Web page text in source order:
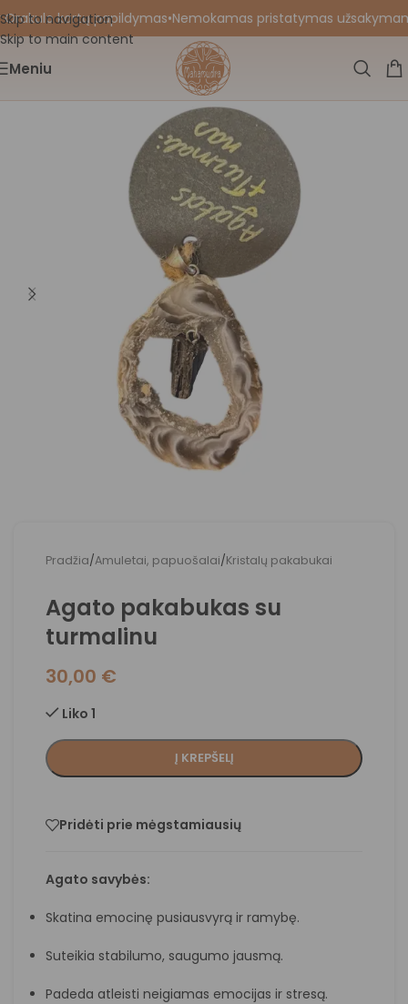
Skip to navigation
Skip to main content
kortų papildymas•Nemokamas pristatymas
Meniu
Pradžia/Amuletai, papuošalai/Kristalų pakabukai
Agato pakabukas su
turmalinu
30,00 €
Liko 1
Į KREPŠELĮ
Pridėti prie mėgstamiausių
Agato savybės:
Skatina emocinę pusiausvyrą ir ramybę.
Suteikia stabilumo, saugumo jausmą.
Padeda atleisti neigiamas emocijas ir stresą.